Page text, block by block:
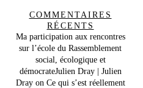
COMMENTAIRES
RÉCENTS
Ma participation aux rencontres
sur l’école du Rassemblement
social, écologique et
démocrateJulien Dray | Julien
Drayon Ce qui s’est réellement